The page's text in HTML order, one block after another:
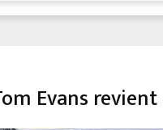
Evans